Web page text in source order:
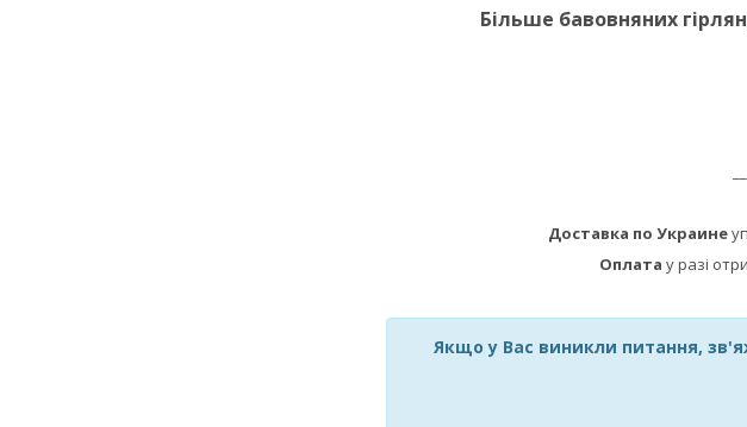
Більше бавовняних
Доставка по Украине
Оплата у разі
Якщо у Вас виникли питання,